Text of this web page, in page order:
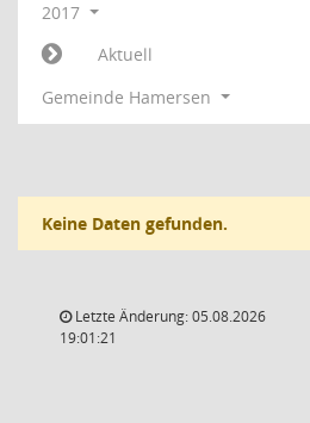
2017
Aktuell
Gemeinde Hamersen
Keine Daten gefunden.
Letzte Änderung: 05.08.2026
19:01:21